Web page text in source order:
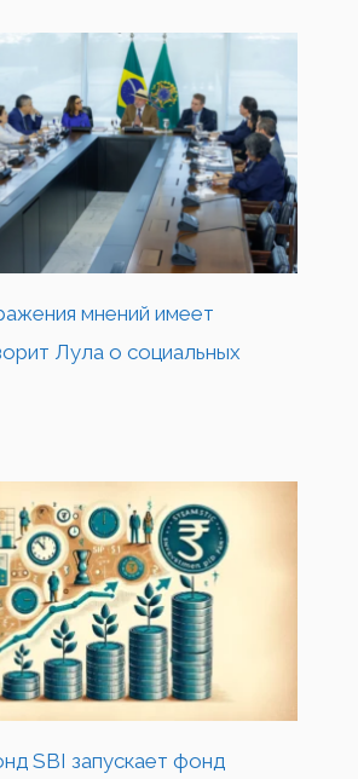
мнений имеет
Лула о социальных
SBI запускает фонд